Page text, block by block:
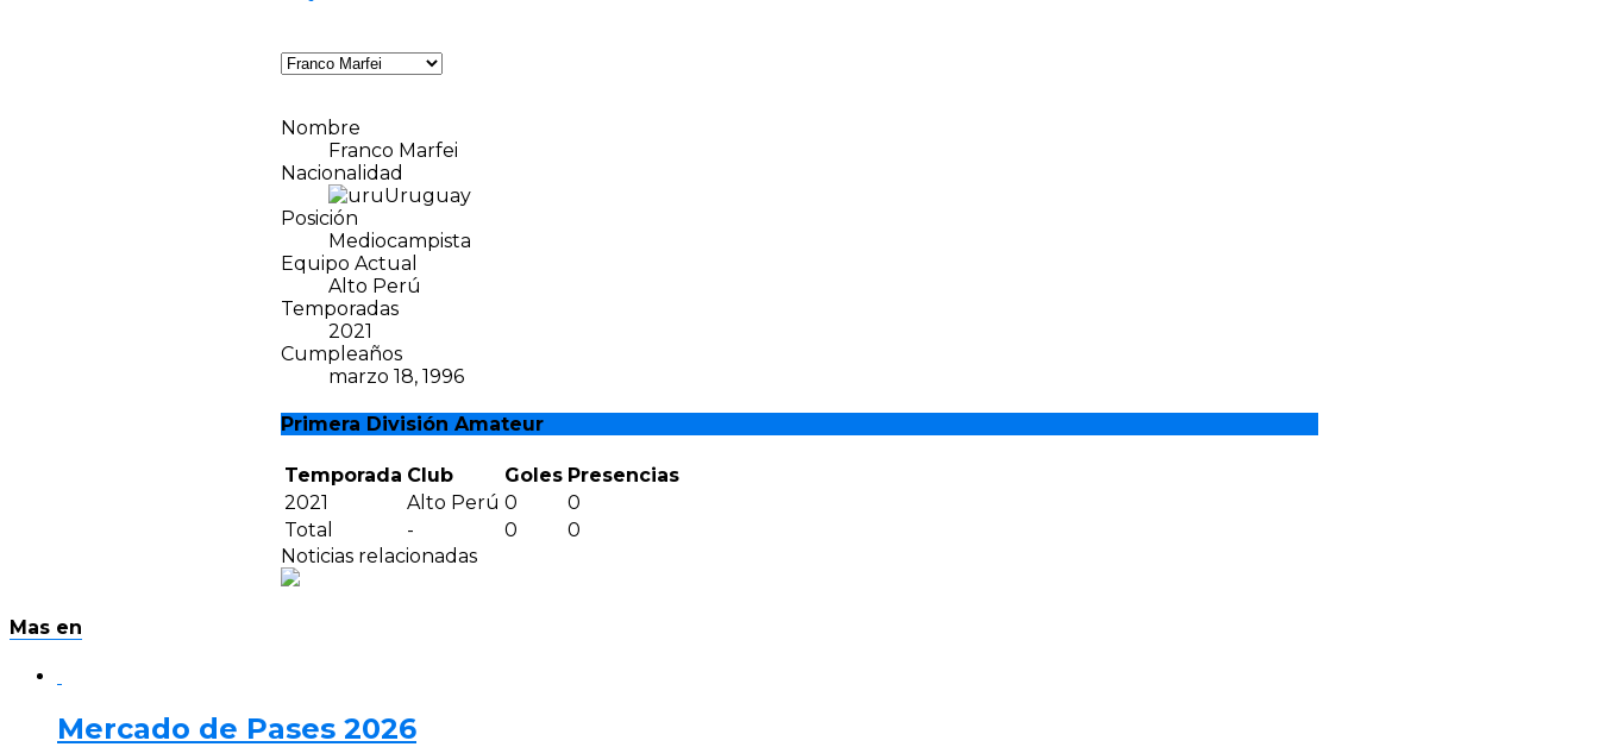
Nombre
Franco Marfei
Nacionalidad
Uruguay
Posición
Mediocampista
Equipo Actual
Alto Perú
Temporadas
2021
Cumpleaños
marzo 18, 1996
Primera División Amateur
Temporada Club Goles Presencias
2021
Alto Perú 0
0
Total
- 0
0
Noticias relacionadas
Mas en
Mercado de Pases 2026